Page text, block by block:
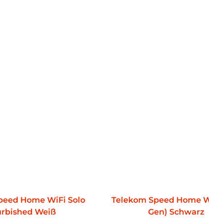
Home WiFi Solo
Weiß
Telekom Speed Home
Gen) Schwarz